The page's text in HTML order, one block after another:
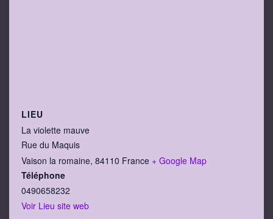
LIEU
La violette mauve
Rue du Maquis
Vaison la romaine, 84110 France + Google Map
Téléphone
0490658232
Voir Lieu site web